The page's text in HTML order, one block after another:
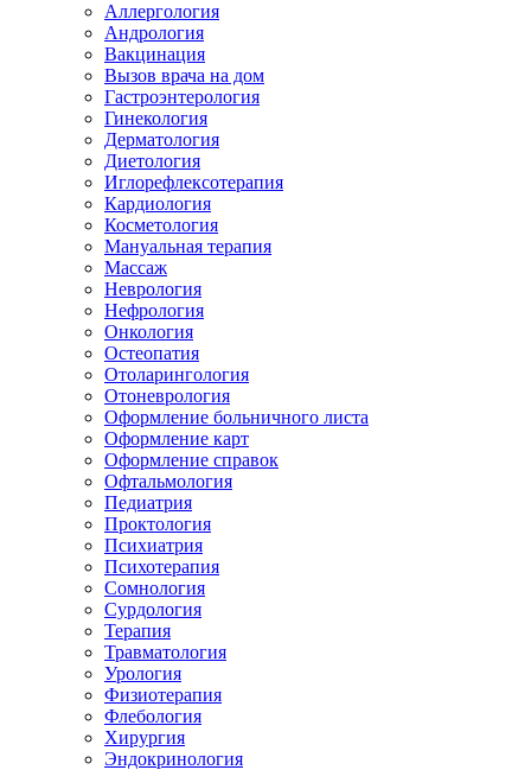
Аллергология
Андрология
Вакцинация
Вызов врача на дом
Гастроэнтерология
Гинекология
Дерматология
Диетология
Иглорефлексотерапия
Кардиология
Косметология
Мануальная терапия
Массаж
Неврология
Нефрология
Онкология
Остеопатия
Отоларингология
Отоневрология
Оформление больничного листа
Оформление карт
Оформление справок
Офтальмология
Педиатрия
Проктология
Психиатрия
Психотерапия
Сомнология
Сурдология
Терапия
Травматология
Урология
Физиотерапия
Флебология
Хирургия
Эндокринология